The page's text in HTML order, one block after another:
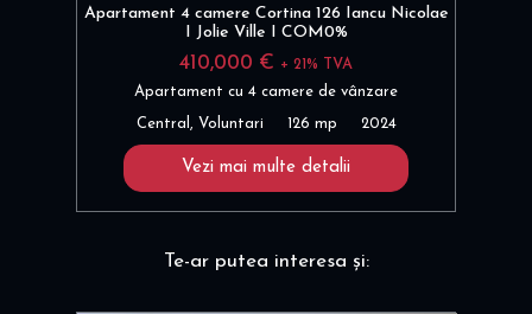
Apartament 4 camere Cortina 126 Iancu Nicolae
I Jolie Ville I COM0%
410,000 € + 21% TVA
Apartament cu 4 camere de vânzare
Central, Voluntari 126 mp 2024
Vezi mai multe detalii
Te-ar putea interesa și: